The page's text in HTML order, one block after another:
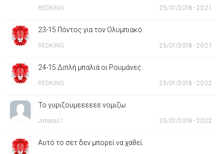
REDKING 25/01/2018 - 20:21
23-15 Πόντος για τον Ολυμπιακό.
REDKING 25/01/2018 - 20:21
24-15 Διπλή μπαλιά οι Ρουμάνες.
REDKING 25/01/2018 - 20:22
Το γυριζουμεεεεεε νομιζω
Jimaras7 25/01/2018 - 20:22
Αυτό το σετ δεν μπορεί να χαθεί.